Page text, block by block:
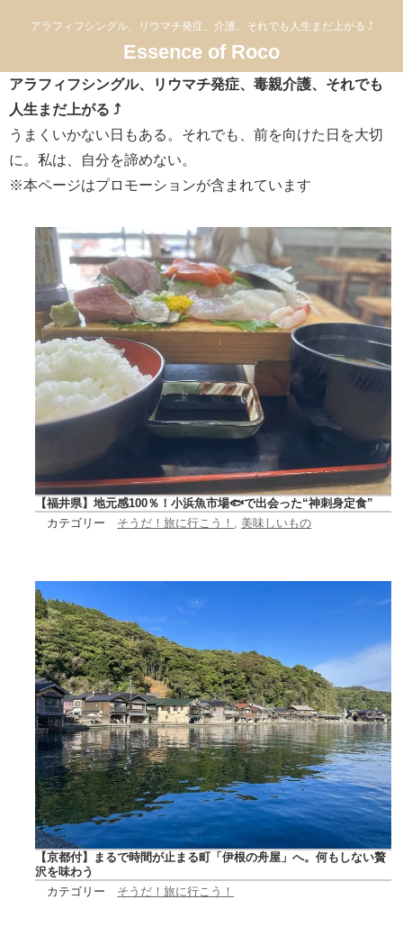
アラフィフシングル、リウマチ発症、介護。それでも人生まだ上がる ⤴
Essence of Roco
アラフィフシングル、リウマチ発症、毒親介護、それでも
人生まだ上がる ⤴
うまくいかない日もある。それでも、前を向けた日を大切
に。私は、自分を諦めない。
※本ページはプロモーションが含まれています
【福井県】地元感100％！小浜魚市場🐟で出会った“神刺身定食”
カテゴリー
そうだ！旅に行こう！ 美味しいもの
【京都付】まるで時間が止まる町「伊根の舟屋」へ。何もしない贅
沢を味わう
カテゴリー
そうだ！旅に行こう！